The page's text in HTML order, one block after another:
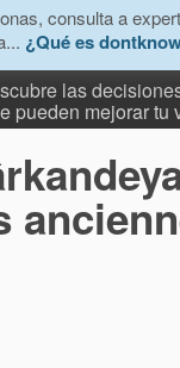
consulta a
¿Qué es
las
pueden mejorar tu